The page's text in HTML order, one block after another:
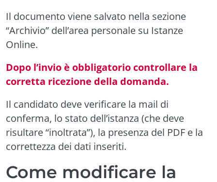
Il documento viene salvato nella sezione
“Archivio” dell’area personale su Istanze
Online.
Dopo l’invio è obbligatorio controllare la
corretta ricezione della domanda.
Il candidato deve verificare la mail di
conferma, lo stato dell’istanza (che deve
risultare “inoltrata”), la presenza del PDF e la
correttezza dei dati inseriti.
Come modificare la